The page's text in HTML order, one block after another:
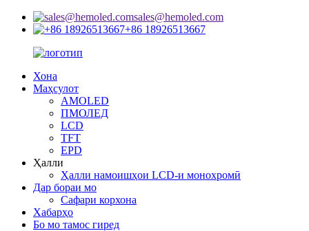
sales@hemoled.com
+86 18926513667
Хона
Маҳсулот
AMOLED
ПМОЛЕД
LCD
TFT
EPD
Ҳалли
Ҳалли намоишҳои LCD-и монохромӣ
Дар бораи мо
Сафари корхона
Хабарҳо
Бо мо тамос гиред